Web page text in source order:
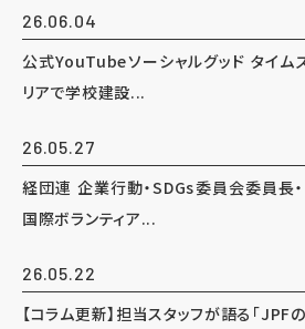
26.06.04
公式YouTubeソーシャルグッド タイム
リアで学校建設...
26.05.27
経団連 企業行動・SDGs委員会委員長
国際ボランティア...
26.05.22
【コラム更新】担当スタッフが語る「